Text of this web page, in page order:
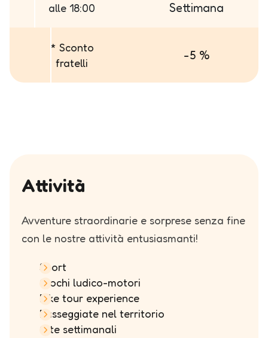
alle 18:00
Settimana
* Sconto
fratelli
-5 %
Attività
Avventure straordinarie e sorprese senza fine
con le nostre attività entusiasmanti!
Sport
Giochi ludico-motori
Bike tour experience
Passeggiate nel territorio
Gite settimanali